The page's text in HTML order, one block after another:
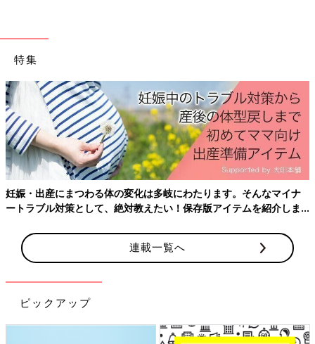
こんなときだからお部屋改造！
【3COINS】みんなのアイデアは？
外出できない今、せめて部屋のなかを快適にし
たいという人が多くいます。そこで、今回はイ
ンスタからおしゃれなインテリアアイデアを集
めてみました。みんなが大好きな３COINSで
す。SHOPに行けなくても、達人たちのアイデ
アを眺めるだけでも楽しくなれちゃいます♪
ぜひ最後までご覧くださいね。
話題の韓国インテリアにぴったりな3COINS
のアイテムをご紹介
しました。他にも韓国インテリアを実現にするのにぴったりなア
イテムが揃っているようなので、気になる方はお店でチェックし
(文：冬白朱)
※記事の内容は記載当時の情報であり、現在と異なる場合があり
特集
妊娠・出産にまつわる体の変化は多岐にわたります。そんなマイナ
ートラブル対策として、絶対教えたい！保存版アイテムを紹介しま
連載一覧へ
ピックアップ